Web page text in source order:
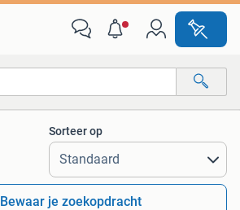
Alle afstanden…
Sorteer op
Bewaar je zoekopdracht